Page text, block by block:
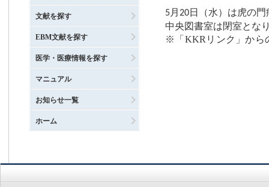
文献を探す
EBM文献を探す
医学・医療情報を探す
マニュアル
お知らせ一覧
ホーム
5月 20日（水）は虎の門
中央図書室は閉室とな
※「KKRリンク」から